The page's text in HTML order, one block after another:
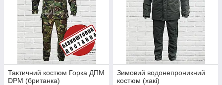
Тактичний костюм Горка ДПМ
DPM (британка)
Зимовий водонепроникний
костюм (хакі)